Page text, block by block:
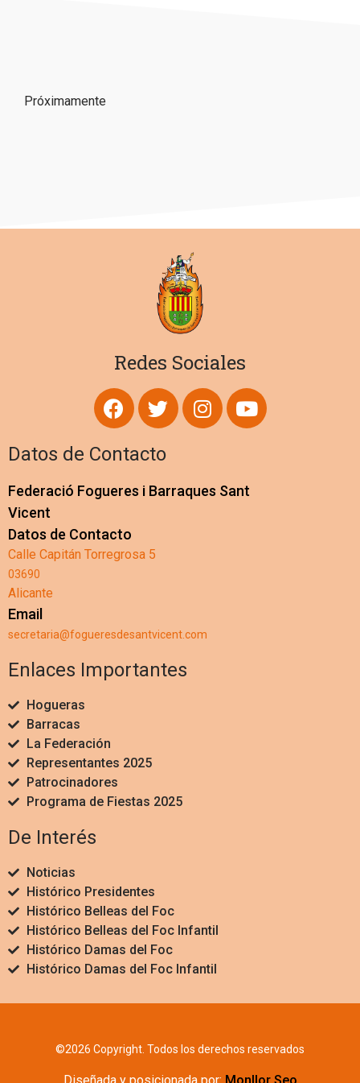
Próximamente
Redes Sociales
Datos de Contacto
Federació Fogueres i Barraques Sant
Vicent
Datos de Contacto
Calle Capitán Torregrosa 5
03690
Alicante
Email
secretaria@fogueresdesantvicent.com
Enlaces Importantes
Hogueras
Barracas
La Federación
Representantes 2025
Patrocinadores
Programa de Fiestas 2025
De Interés
Noticias
Histórico Presidentes
Histórico Belleas del Foc
Histórico Belleas del Foc Infantil
Histórico Damas del Foc
Histórico Damas del Foc Infantil
©2026 Copyright. Todos los derechos reservados